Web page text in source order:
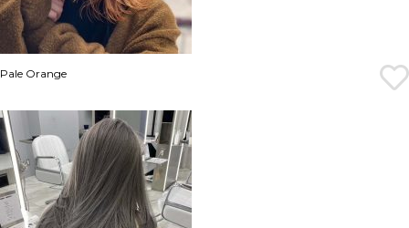
Pale Orange